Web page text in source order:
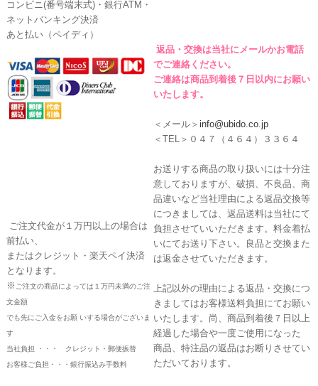
コンビニ(番号端末式)・銀行ATM・
ネットバンキング決済
あと払い（ペイディ）
返品・交換は当社にメールかお電話
でご連絡ください。
ご連絡は商品到着後７日以内にお願い
いたします。
＜メール＞ info@ubido.co.jp
＜TEL＞０４７（４６４）３３６４
ご注文代金が１万円以上の場合は
前払い、
またはクレジット・楽天ペイ決済
となります。
※ ご注文の商品によっては１万円未満のご注
文金額
でも先にご入金をお願 いする場合がございま
す
当社負担 ・・・ クレジット・郵便振替
お客様ご負担・・・銀行振込み手数料
お送りする商品の取り扱いには十分注
意しておりますが、破損、不良品、商
品違いなど当社理由による返品交換等
につきましては、返品送料は当社にて
負担させていいただきます。料金着払
いにてお送り下さい。良品と交換また
は返金させていただきます。
上記以外の理由による返品・交換につ
きましてはお客様送料負担にてお願い
いたします。尚、商品到着後７日以上
経過した場合や一度ご使用になった
商品、特注品の返品はお断りさせてい
ただいております。